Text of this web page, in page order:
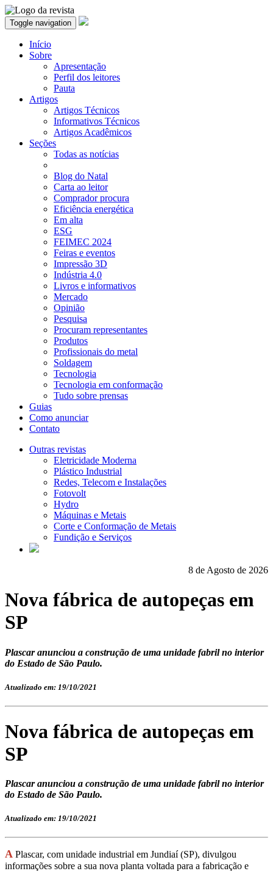
Toggle navigation
Início
Sobre
Apresentação
Perfil dos leitores
Pauta
Artigos
Artigos Técnicos
Informativos Técnicos
Artigos Acadêmicos
Seções
Todas as notícias
Blog do Natal
Carta ao leitor
Comprador procura
Eficiência energética
Em alta
ESG
FEIMEC 2024
Feiras e eventos
Impressão 3D
Indústria 4.0
Livros e informativos
Mercado
Opinião
Pesquisa
Procuram representantes
Produtos
Profissionais do metal
Soldagem
Tecnologia
Tecnologia em conformação
Tudo sobre prensas
Guias
Como anunciar
Contato
Outras revistas
Eletricidade Moderna
Plástico Industrial
Redes, Telecom e Instalações
Fotovolt
Hydro
Máquinas e Metais
Corte e Conformação de Metais
Fundição e Serviços
8 de Agosto de 2026
Nova fábrica de autopeças em
SP
Plascar anunciou a construção de uma unidade fabril no interior
do Estado de São Paulo.
Atualizado em: 19/10/2021
Nova fábrica de autopeças em
SP
Plascar anunciou a construção de uma unidade fabril no interior
do Estado de São Paulo.
Atualizado em: 19/10/2021
A Plascar, com unidade industrial em Jundiaí (SP), divulgou
informações sobre a sua nova planta voltada para a fabricação e